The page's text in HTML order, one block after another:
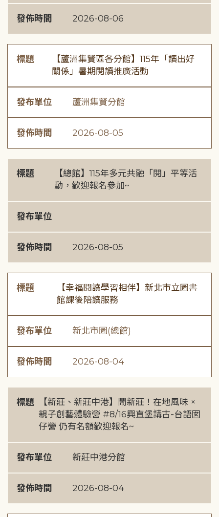
發佈時間 2026-08-06
標題
【蘆洲集賢區各分館】115年「讀出好
關係」暑期閱讀推廣活動
發布單位 蘆洲集賢分館
發佈時間 2026-08-05
標題
【總館】115年多元共融「閱」平等活
動，歡迎報名參加~
發布單位
發佈時間 2026-08-05
標題
【幸福閱讀學習相伴】新北市立圖書
館課後陪讀服務
發布單位 新北市圖(總館)
發佈時間 2026-08-04
標題
【新莊、新莊中港】鬧新莊！在地風味 ×
親子創藝體驗營 #8/16興直堡講古-台語囡
仔營 仍有名額歡迎報名~
發布單位 新莊中港分館
發佈時間 2026-08-04